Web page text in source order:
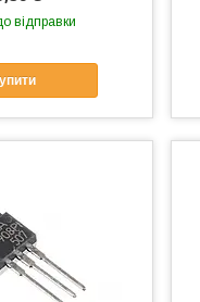
відправки